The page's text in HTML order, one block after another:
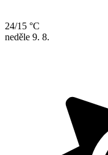
24/15 °C
neděle 9. 8.